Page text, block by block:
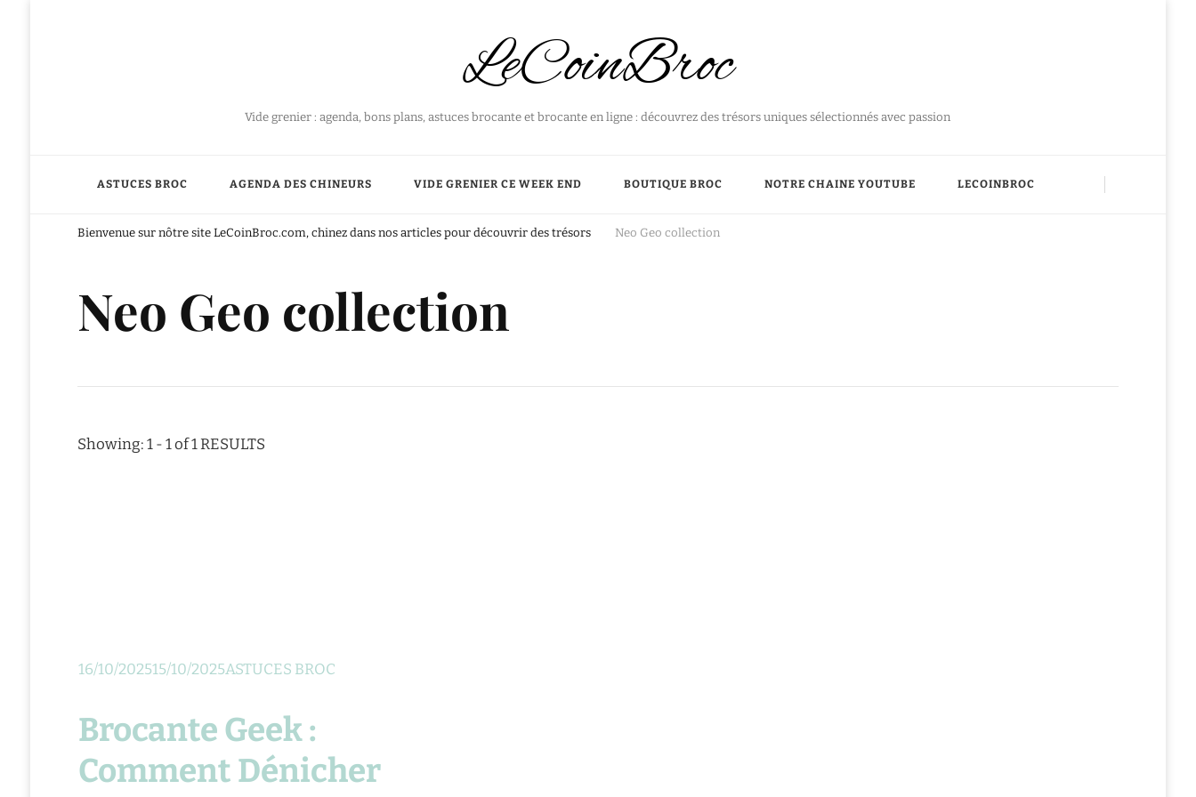
LeCoinBroc
Vide grenier : agenda, bons plans, astuces brocante et brocante en ligne : découvrez des trésors uniques sélectionnés avec passion
ASTUCES BROC AGENDA DES CHINEURS VIDE GRENIER CE WEEK END BOUTIQUE BROC NOTRE CHAINE YOUTUBE LECOINBROC
Bienvenue sur nôtre site LeCoinBroc.com, chinez dans nos articles pour découvrir des trésors Neo Geo collection
Neo Geo collection
Showing: 1 - 1 of 1 RESULTS
16/10/202515/10/2025ASTUCES BROC
Brocante Geek :
Comment Dénicher